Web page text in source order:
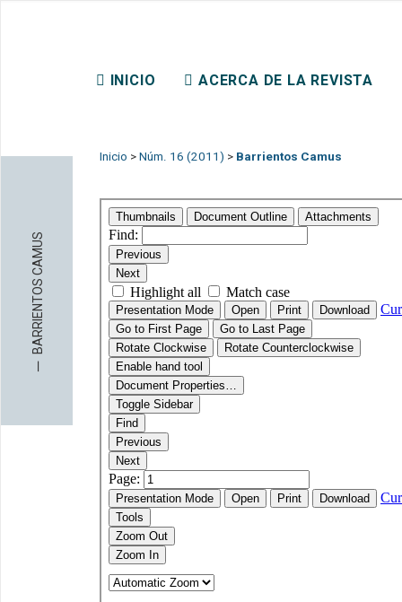
INICIO ACERCA DE LA REVISTA
─
BARRIENTOS CAMUS
Inicio > Núm. 16 (2011) > Barrientos Camus